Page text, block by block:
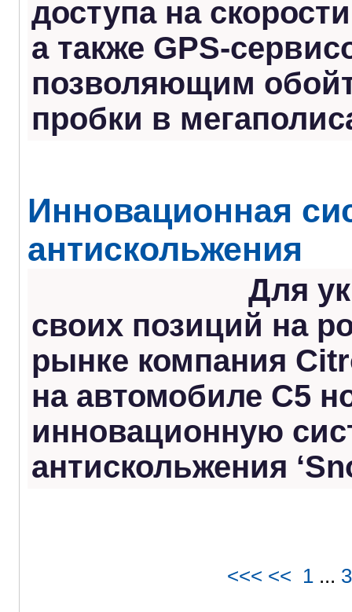
доступа на
а также GPS-
позволяющим
пробки в
Инновационная
антискольжения
Для
своих позиций на
рынке компания
на автомобиле С5
инновационную
антискольжения
<<< << 1 ...